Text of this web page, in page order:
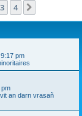
c
3 4
pm
pm
an darn vrasañ